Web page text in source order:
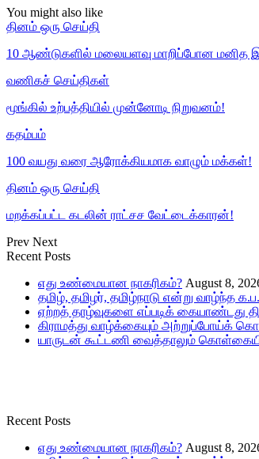
You might also like
தினம் ஒரு செய்தி
10 ஆண்டுகளில் மலையளவு மாறிப்போன மனித
வணிகச் செய்திகள்
மூங்கில் உற்பத்தியில் முன்னோடி நிறுவனம்!
கதம்பம்
100 வயது வரை ஆரோக்கியமாக வாழும் மக்கள்!
தினம் ஒரு செய்தி
மறக்கப்பட்ட கடலின் ராட்சச வேட்டைக்காரன்!
Prev Next
Recent Posts
எது உண்மையான நாகரிகம்? August 8,
தமிழ், தமிழர், தமிழ்நாடு என்று வாழ்ந்த
ஏற்றத் தாழ்வுகளை எப்படிக் கையாண்டது
கிராமத்து வாழ்க்கையும் அற்றுப்போய்க்
யாருடன் கூட்டணி வைத்தாலும்
Recent Posts
எது உண்மையான நாகரிகம்? August 8,